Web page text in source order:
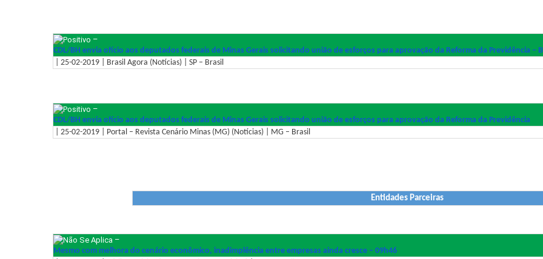
–
CDL/BH envia ofício aos deputados federais de Minas Gerais solicitando união de esforços para aprovação da Reforma da Previdência –
| 25-02-2019 | Brasil Agora (Notícias) | SP – Brasil
–
CDL/BH envia ofício aos deputados federais de Minas Gerais solicitando união de esforços para aprovação da Reforma da Previdência
| 25-02-2019 | Portal – Revista Cenário Minas (MG) (Notícias) | MG – Brasil
Entidades Parceiras
–
Mesmo com melhora do cenário econômico, inadimplência entre empresas ainda cresce – 09h46